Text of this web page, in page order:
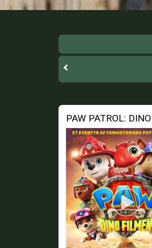
PAW PATROL: